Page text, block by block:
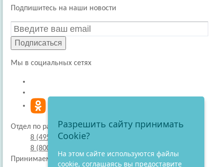
Подпишитесь на наши новости
Подписаться
Мы в социальных сетях
Отдел по работе с покупателями
8 (495) 220-51-30
8 (800) 707-27-19
Принимаем к оплате
Разрешить сайту принимать
Cookie?
На этом сайте используются файлы
cookie, соглашаясь вы предоставите